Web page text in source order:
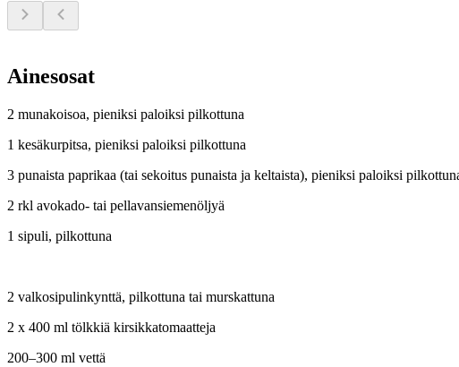
Ainesosat
2 munakoisoa, pieniksi paloiksi pilkottuna
1 kesäkurpitsa, pieniksi paloiksi pilkottuna
3 punaista paprikaa (tai sekoitus punaista ja keltaista), pieniksi paloiksi
2 rkl avokado- tai pellavansiemenöljyä
1 sipuli, pilkottuna
2 valkosipulinkynttä, pilkottuna tai murskattuna
2 x 400 ml tölkkiä kirsikkatomaatteja
200–300 ml vettä